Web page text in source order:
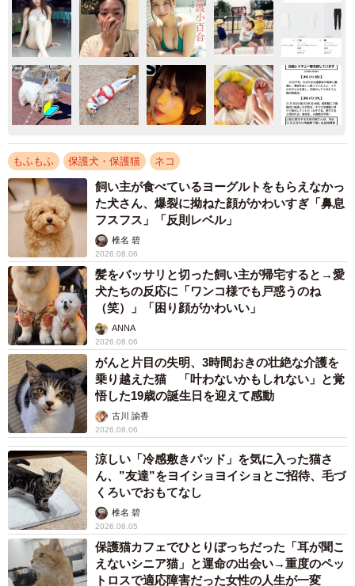
もふもふ 保護犬・保護猫 ネコ
飼い主が食べているヨーグルトをもらえなかっ
た犬さん、爆裂に拗ねた顔がかわいすぎ「鼻息
フスフス」「反則レベル」
椎名 碧
2026.08.06
髪をバッサリと切った飼い主が帰宅すると→愛
犬たちの反応に「ワンコ様でも戸惑うのね
（笑）」「困り顔がかわいい」
ANNA
2026.08.06
がんと片目の失明、3時間おきの壮絶な介護を
乗り越えた猫 「叶わないかもしれない」と覚
悟した19歳の誕生日を迎えて感動
古川 諭香
2026.08.06
涼しい「冷感敷きパッド」を気に入った猫さ
ん、”友達”をヨイショヨイショとご招待、毛づ
くろいでおもてなし
椎名 碧
2026.08.05
保護猫カフェでひとりぼっちだった「耳が聞こ
えないシニア猫」と運命の出会い→重度のペッ
トロスで適応障害だった女性の人生が一変